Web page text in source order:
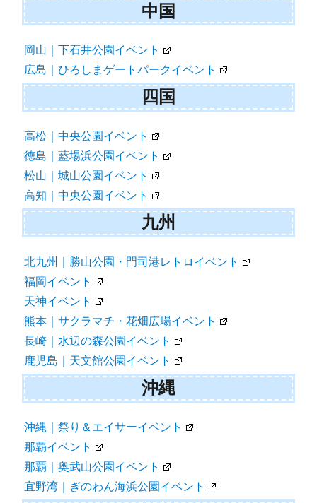
中国
岡山｜下石井公園イベント
広島｜ひろしまゲートパークイベント
四国
高松｜中央公園イベント
徳島｜藍場浜公園イベント
松山｜城山公園イベント
高知｜中央公園イベント
九州
北九州｜勝山公園・門司港レトロイベント
福岡イベント
天神イベント
熊本｜サクラマチ・花畑広場イベント
長崎｜水辺の森公園イベント
鹿児島｜天文館公園イベント
沖縄
沖縄｜祭り＆エイサーイベント
那覇イベント
那覇｜奥武山公園イベント
宜野湾｜ぎのわん海浜公園イベント